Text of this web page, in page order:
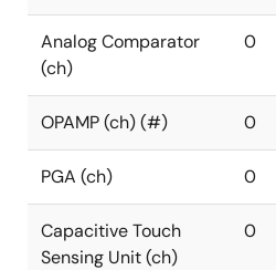
Analog Comparator
(ch)
0
OPAMP (ch) (#) 0
PGA (ch) 0
Capacitive Touch
Sensing Unit (ch)
0